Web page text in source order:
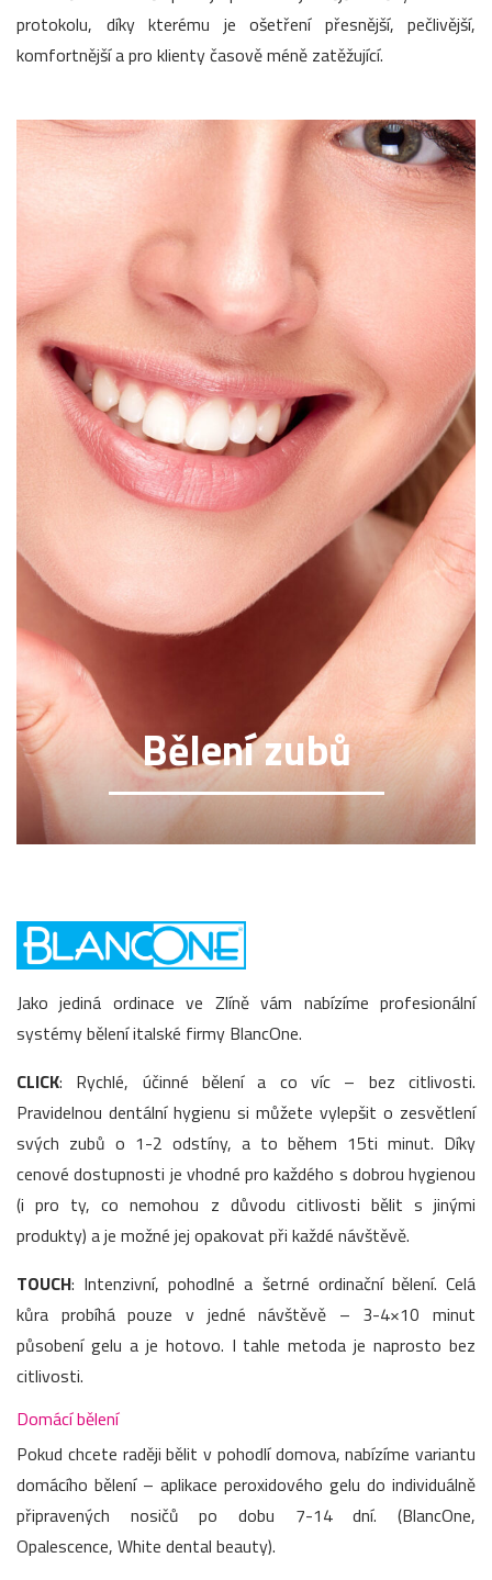
protokolu, díky kterému je ošetření přesnější, pečlivější,
komfortnější a pro klienty časově méně zatěžující.
Jako jediná ordinace ve Zlíně vám nabízíme profesionální
systémy bělení italské firmy BlancOne.
CLICK: Rychlé, účinné bělení a co víc – bez citlivosti.
Pravidelnou dentální hygienu si můžete vylepšit o zesvětlení
svých zubů o 1-2 odstíny, a to během 15ti minut. Díky
cenové dostupnosti je vhodné pro každého s dobrou hygienou
(i pro ty, co nemohou z důvodu citlivosti bělit s jinými
produkty) a je možné jej opakovat při každé návštěvě.
TOUCH: Intenzivní, pohodlné a šetrné ordinační bělení. Celá
kůra probíhá pouze v jedné návštěvě – 3-4×10 minut
působení gelu a je hotovo. I tahle metoda je naprosto bez
citlivosti.
Domácí bělení
Pokud chcete raději bělit v pohodlí domova, nabízíme variantu
domácího bělení – aplikace peroxidového gelu do individuálně
připravených nosičů po dobu 7-14 dní. (BlancOne,
Opalescence, White dental beauty).
Bělení zubů